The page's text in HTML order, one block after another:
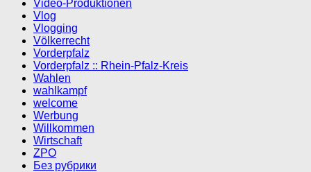
Video-Produktionen
Vlog
Vlogging
Völkerrecht
Vorderpfalz
Vorderpfalz :: Rhein-Pfalz-Kreis
Wahlen
wahlkampf
welcome
Werbung
Willkommen
Wirtschaft
ZPO
Без рубрики